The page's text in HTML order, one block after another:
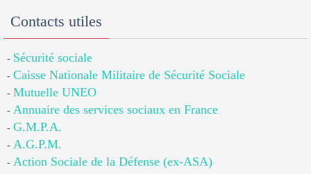
Contacts utiles
- Sécurité sociale
- Caisse Nationale Militaire de Sécurité Sociale
- Mutuelle UNEO
- Annuaire des services sociaux en France
- G.M.P.A.
- A.G.P.M.
- Action Sociale de la Défense (ex-ASA)